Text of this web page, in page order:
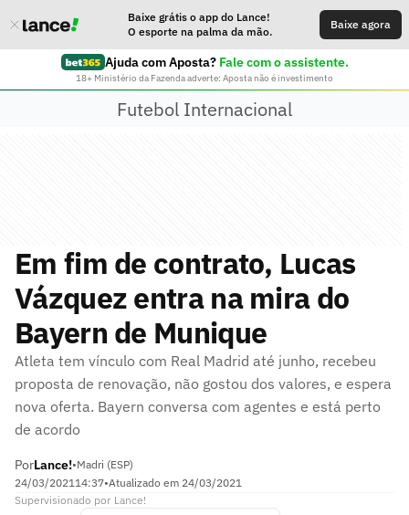
Baixe grátis o app do Lance!
O esporte na palma da mão.
Baixe agora
Ajuda com Aposta? Fale com o assistente.
18+ Ministério da Fazenda adverte: Aposta não é investimento
Futebol Internacional
Em fim de contrato, Lucas
Vázquez entra na mira do
Bayern de Munique
Atleta tem vínculo com Real Madrid até junho, recebeu
proposta de renovação, não gostou dos valores, e espera
nova oferta. Bayern conversa com agentes e está perto
de acordo
PorLance!•Madri (ESP)
24/03/202114:37•Atualizado em 24/03/2021
Supervisionado por Lance!